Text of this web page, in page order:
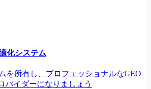
化システム
を所有し、プロフェッショナルなGEO
バイダーになりましょう